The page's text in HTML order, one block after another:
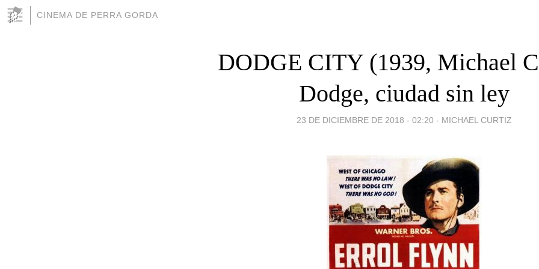
CINEMA DE PERRA GORDA
DODGE CITY (1939, Michael
Dodge, ciudad sin ley
23 DE DICIEMBRE DE 2018 - 02:20 - MICHAEL CURTIZ